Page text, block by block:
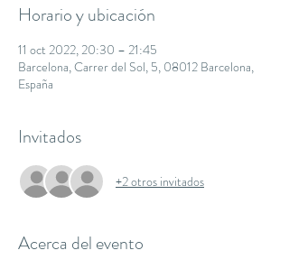
Horario y ubicación
11 oct 2022, 20:30 – 21:45
Barcelona, Carrer del Sol, 5, 08012 Barcelona,
España
Invitados
+2 otros invitados
Acerca del evento